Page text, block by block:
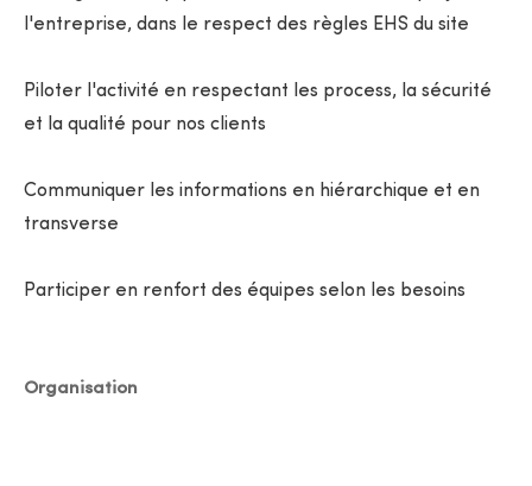
l'entreprise, dans le respect des règles EHS du site
Piloter l'activité en respectant les process, la sécurité
et la qualité pour nos clients
Communiquer les informations en hiérarchique et en
transverse
Participer en renfort des équipes selon les besoins
Organisation